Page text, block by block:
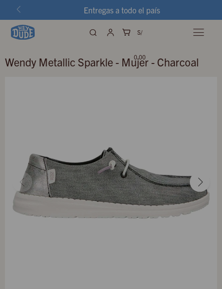
Entregas a todo el país
S/
0.00

Wendy Metallic Sparkle - Mujer - Charcoal